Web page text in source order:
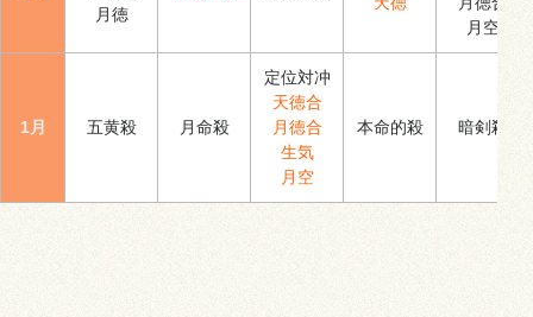
月徳
月空
1月 五黄殺 月命殺
定位対冲
天徳合
月徳合
生気
月空
本命的殺 暗剣殺